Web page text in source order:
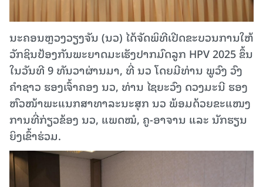
ນະຄອນຫຼວງວຽງຈັນ (ນວ) ໄດ້ຈັດພິທີເປີດຂະບວນການໃຫ້
ວັກຊິນປ້ອງກັນພະຍາດມະເຮັງປາກມົດລູກ HPV 2025 ຂຶ້ນ
ໃນວັນທີ 9 ທັນວາຜ່ານມາ, ທີ່ ນວ ໂດຍມີທ່ານ ພູວົງ ວົງ
ຄຳຊາວ ຮອງເຈົ້າຄອງ ນວ, ທ່ານ ໄຊຍະວົງ ດວງມະນີ ຮອງ
ຫົວໜ້າພະແນກສາທາລະນະສຸກ ນວ ພ້ອມດ້ວຍຂະແໜງ
ການທີ່ກ່ຽວຂ້ອງ ນວ, ແພດໝໍ, ຄູ-ອາຈານ ແລະ ນັກຮຽນ
ຍິງເຂົ້າຮ່ວມ.